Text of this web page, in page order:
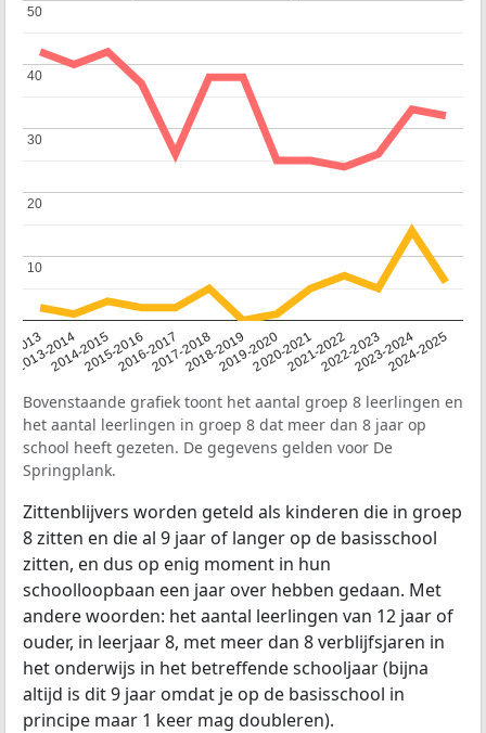
2013
2013-2014
2014-20152015-20162016-20172017-20182018-20192019-20202020-20212021-20222022-20232023-20242024-2025
10
10
20
20
30
30
40
40
50
50
Bovenstaande grafiek toont het aantal groep 8 leerlingen en
het aantal leerlingen in groep 8 dat meer dan 8 jaar op
school heeft gezeten. De gegevens gelden voor De
Springplank.
Zittenblijvers worden geteld als kinderen die in groep
8 zitten en die al 9 jaar of langer op de basisschool
zitten, en dus op enig moment in hun
schoolloopbaan een jaar over hebben gedaan. Met
andere woorden: het aantal leerlingen van 12 jaar of
ouder, in leerjaar 8, met meer dan 8 verblijfsjaren in
het onderwijs in het betreffende schooljaar (bijna
altijd is dit 9 jaar omdat je op de basisschool in
principe maar 1 keer mag doubleren).